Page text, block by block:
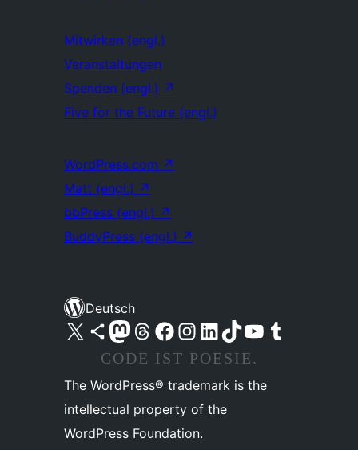
Mitwirken (engl.)
Veranstaltungen
Spenden (engl.) ↗
Five for the Future (engl.)
WordPress.com ↗
Matt (engl.) ↗
bbPress (engl.) ↗
BuddyPress (engl.) ↗
Deutsch
Unser X-Konto (früher Twitter) besuchen
Unser Bluesky-Konto besuchen
Unser Mastodon-Konto besuchen
Unser Threads-Konto besuchen
Unsere Facebook-Seite besuchen
Unser Instagram-Konto besuchen
Unser LinkedIn-Konto besuchen
Unser TikTok-Konto besuchen
Unseren YouTube-Kanal besuchen
Unser Tumblr-Konto besuchen
CODE IST POESIE.
The WordPress® trademark is the
intellectual property of the
WordPress Foundation.